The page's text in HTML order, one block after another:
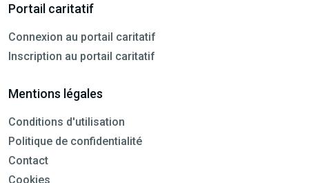
Portail caritatif
Connexion au portail caritatif
Inscription au portail caritatif
Mentions légales
Conditions d'utilisation
Politique de confidentialité
Contact
Cookies